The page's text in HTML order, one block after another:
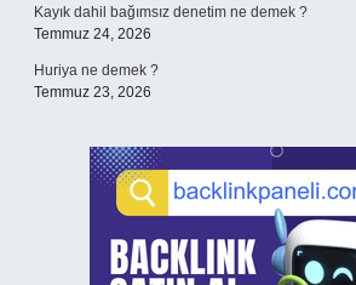
Kayık dahil bağımsız denetim ne demek ?
Temmuz 24, 2026
Huriya ne demek ?
Temmuz 23, 2026